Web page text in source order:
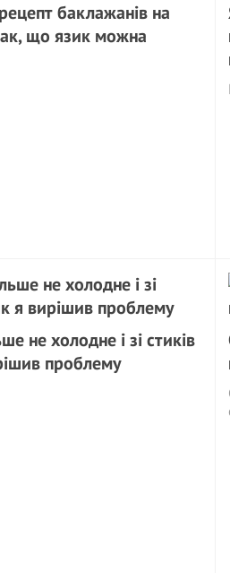
баклажанів на
що язик можна
не холодне і зі стиків
проблему